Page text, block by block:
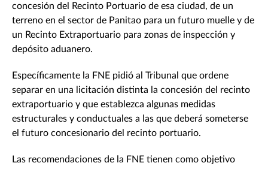
concesión del Recinto Portuario de esa ciudad, de un
terreno en el sector de Panitao para un futuro muelle y de
un Recinto Extraportuario para zonas de inspección y
depósito aduanero.
Específicamente la FNE pidió al Tribunal que ordene
separar en una licitación distinta la concesión del recinto
extraportuario y que establezca algunas medidas
estructurales y conductuales a las que deberá someterse
el futuro concesionario del recinto portuario.
Las recomendaciones de la FNE tienen como objetivo